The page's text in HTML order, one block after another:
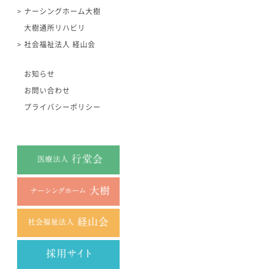
ナーシングホーム大樹
大樹通所リハビリ
社会福祉法人 経山会
お知らせ
お問い合わせ
プライバシーポリシー